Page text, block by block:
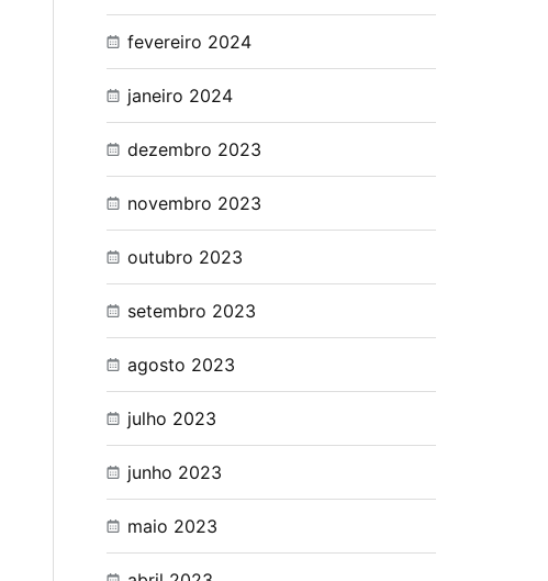
fevereiro 2024
janeiro 2024
dezembro 2023
novembro 2023
outubro 2023
setembro 2023
agosto 2023
julho 2023
junho 2023
maio 2023